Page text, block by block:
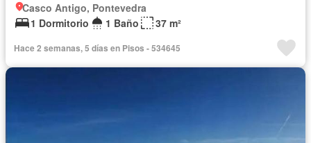
Casco Antigo, Pontevedra
1 Dormitorio
1 Baño 37 m²
Hace 2 semanas, 5 días en Pisos - 534645